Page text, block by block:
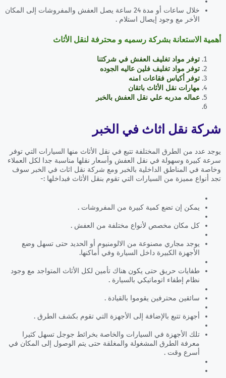
خلال ساعات أو مدة 24 ساعة يصل العفش والمفروشات إلى المكان
الأخر مع وجود إيصال استلام .
أهمية الاستعانة بشركة رسميه و محترفة لنقل الأثاث
توفر مواد تغليف العفش في شركتنا
توفر مواد تغليف فلين عاليه الجوده
توفر أكياس فقاعات امنه
مهارات نقل الأثاث باتقان
عماله مدربه علي نقل العفش بالخبر
شركة نقل اثاث في الخبر
يوجد عدد من الطرق المختلفة تتبع في نقل الأثاث منها السيارات التي توفر
سرعة كبيرة وسهولة في نقل العفش وأسعار نقلها مناسبة جدا لكل العملاء
وخاصة في المناطق الداخلية بالخبر ومع شركة نقل اثاث في الخبر سوف
تجد أنواع مميزة من السيارات التي تقوم بنقل الأثاث فبداخلها :-
يمكن إن تضع كمية كبيرة من المفروشات .
كل مكان مخصص لأنواع مختلفة من العفش .
يوجد مجاري مصنوعة من الالومنيوم أو الحديد حتى تسهل وضع
الأجهزة الكبيرة داخل السيارة وفي أماكنها.
طفايات حريق حتى يكون هناك تأمين لكل الأثاث المتواجد مع وجود
نظام إطفاء اتوماتيكي بالسيارة .
سائقين محترفين يقوموا بالقيادة .
أجهزة تتبع بالإضافة إلى الأجهزة التي تقوم بكشف الطرق .
تلك الأجهزة في السيارات والخاصة بخرائط جوجل تسهل كثيرا
معرفة الطرق المشغولة والمغلقة حتى يتم الوصول إلى المكان في
أسرع وقت .